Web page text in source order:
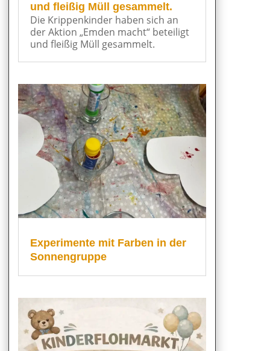
und fleißig Müll gesammelt.
Die Krippenkinder haben sich an
der Aktion „Emden macht“ beteiligt
und fleißig Müll gesammelt.
Experimente mit Farben in der
Sonnengruppe